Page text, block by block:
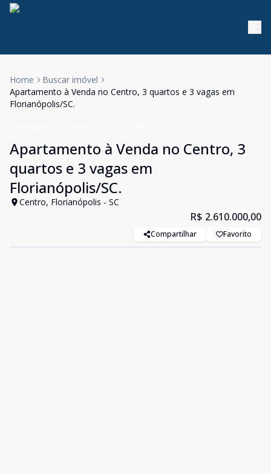
Home
Buscar imóvel
Apartamento à Venda no Centro, 3 quartos e 3 vagas em
Florianópolis/SC.
Apartamento à Venda no Centro, 3
quartos e 3 vagas em
Florianópolis/SC.
Centro, Florianópolis - SC
R$ 2.610.000,00
Compartilhar Favorito